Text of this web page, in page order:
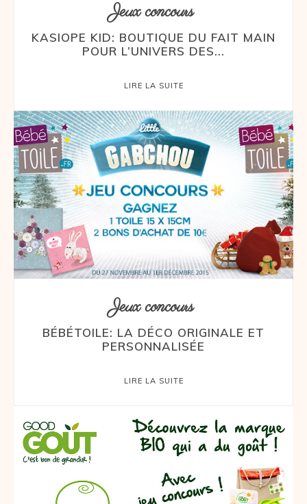
Jeux concours
KASIOPE KID: BOUTIQUE DU FAIT MAIN
POUR L’UNIVERS DES...
LIRE LA SUITE
Jeux concours
BÉBÉTOILE: LA DÉCO ORIGINALE ET
PERSONNALISÉE
LIRE LA SUITE